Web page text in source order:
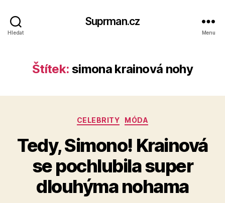
Hledat
Suprman.cz
Menu
Štítek: simona krainová nohy
Rubriky
CELEBRITY MÓDA
Tedy, Simono! Krainová
se pochlubila super
dlouhýma nohama